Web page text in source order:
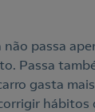
passa
Passa
gasta
hábitos